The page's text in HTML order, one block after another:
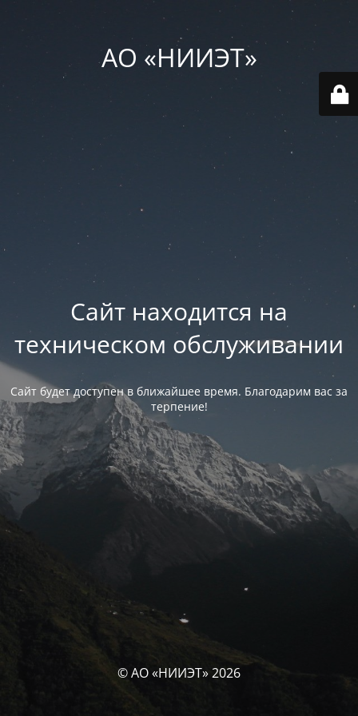
АО «НИИЭТ»
Сайт находится на
техническом обслуживании
Сайт будет доступен в ближайшее время. Благодарим вас за
терпение!
© АО «НИИЭТ» 2026